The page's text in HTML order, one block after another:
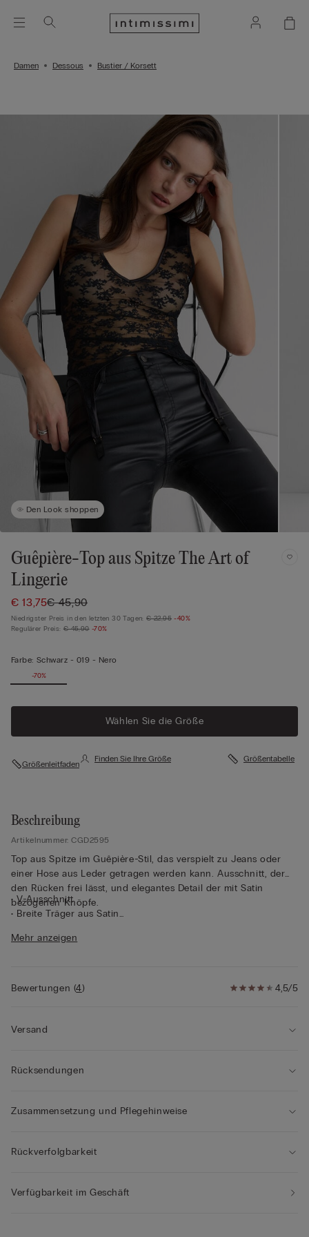
Damen Dessous Bustier / Korsett
Den Look shoppen
Guêpière-Top aus Spitze The Art of
Lingerie
€ 13,75€ 45,90
Niedrigster Preis in den letzten 30 Tagen:€ 22,95 -40%
Regulärer Preis: € 45,90 -70%
Farbe: Schwarz - 019 - Nero
-70%
Wählen Sie die Größe
Größenleitfaden
Finden Sie Ihre Größe Größentabelle
Beschreibung
Artikelnummer: CGD2595
Top aus Spitze im Guêpière-Stil, das verspielt zu Jeans oder
einer Hose aus Leder getragen werden kann. Ausschnitt, der
den Rücken frei lässt, und elegantes Detail der mit Satin
bezogenen Knöpfe.
• V-Ausschnitt
• Breite Träger aus Satin
• Weich fallende Passform
Mehr anzeigen
4,5/5
Bewertungen (4)
Versand
Rücksendungen
Zusammensetzung und Pflegehinweise
Rückverfolgbarkeit
Verfügbarkeit im Geschäft